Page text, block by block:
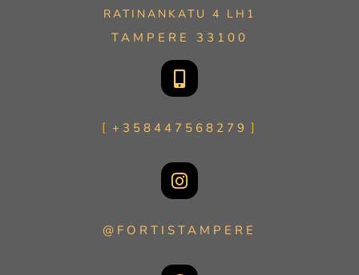
RATINANKATU 4 LH1
TAMPERE 33100
+358447568279
@FORTISTAMPERE